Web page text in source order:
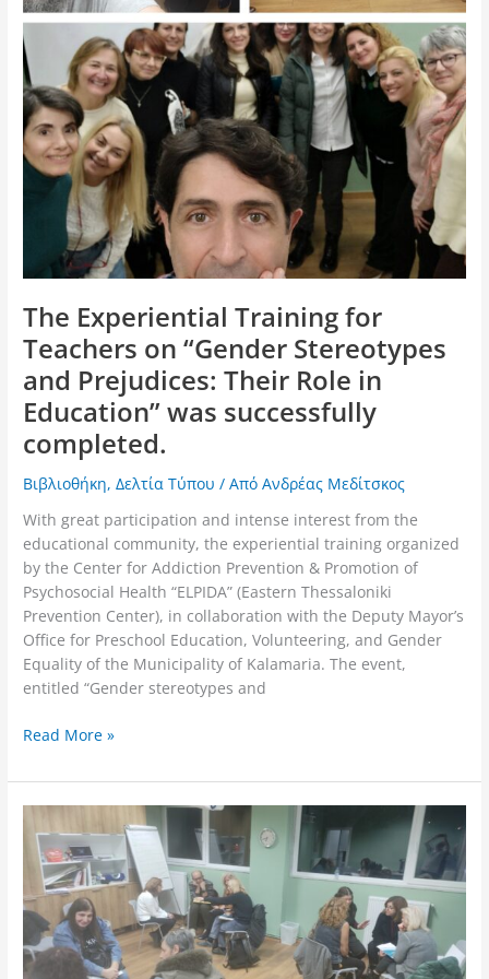
The Experiential Training for
Teachers on “Gender Stereotypes
and Prejudices: Their Role in
Education” was successfully
completed.
Βιβλιοθήκη,Δελτία Τύπου / ΑπόΑνδρέας Μεδίτσκος
With great participation and intense interest from the
educational community, the experiential training organized
by the Center for Addiction Prevention & Promotion of
Psychosocial Health “ELPIDA” (Eastern Thessaloniki
Prevention Center), in collaboration with the Deputy Mayor’s
Office for Preschool Education, Volunteering, and Gender
Equality of the Municipality of Kalamaria. The event,
entitled “Gender stereotypes and
Read More »
Ολοκληρώθηκε
με
επιτυχία
Βιωματική
Επιμόρφωση
Εκπαιδευτικών